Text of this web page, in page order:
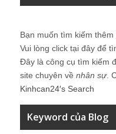
Bạn muốn tìm kiếm
Vui lòng click tại đây để
Đây là công cụ tìm kiếm
site chuyên về nhân sự.
Kinhcan24′s Search
Keyword của Blog